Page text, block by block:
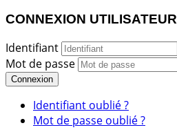
CONNEXION UTILISATEUR
Identifiant
Mot de passe
Connexion
Identifiant oublié ?
Mot de passe oublié ?